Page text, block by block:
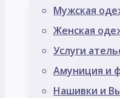
Мужская
Женская
Услуги
Амуниция и
Нашивки и